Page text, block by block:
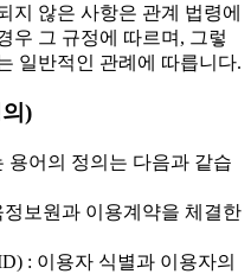
지 않은 사항은 관계 법령에
우 그 규정에 따르며, 그렇
일반적인 관례에 따릅니다.
)
용어의 정의는 다음과 같습
보원과 이용계약을 체결한
: 이용자 식별과 이용자의